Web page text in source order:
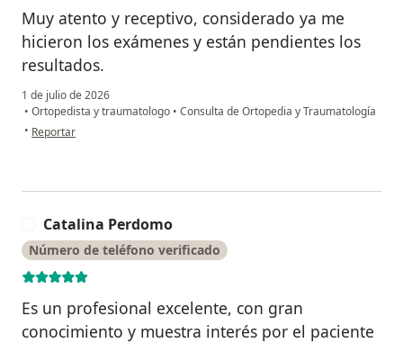
Muy atento y receptivo, considerado ya me
hicieron los exámenes y están pendientes los
resultados.
1 de julio de 2026
• Ortopedista y traumatologo • Consulta de Ortopedia y Traumatología
• en opinión del usuario AP
Reportar
Catalina Perdomo
Número de teléfono verificado
Es un profesional excelente, con gran
conocimiento y muestra interés por el paciente